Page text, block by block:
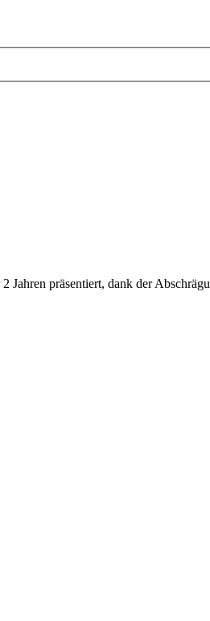
Jahren präsentiert, dank der